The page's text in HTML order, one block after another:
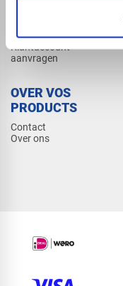
Klantaccount
aanvragen
OVER VOS
PRODUCTS
Contact
Over ons